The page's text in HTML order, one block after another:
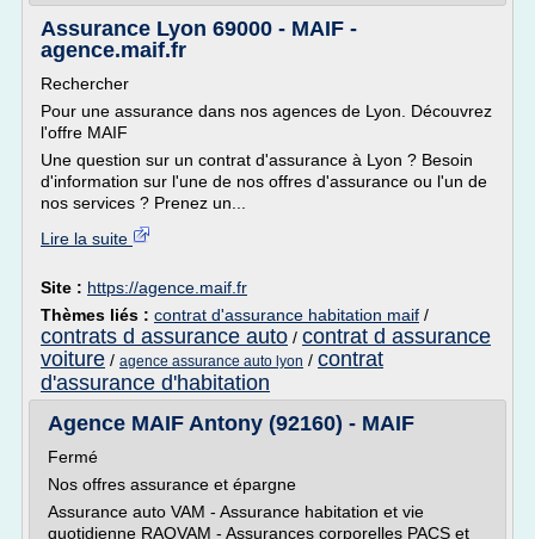
Assurance Lyon 69000 - MAIF -
agence.maif.fr
Rechercher
Pour une assurance dans nos agences de Lyon. Découvrez
l'offre MAIF
Une question sur un contrat d'assurance à Lyon ? Besoin
d'information sur l'une de nos offres d'assurance ou l'un de
nos services ? Prenez un...
Lire la suite
Site : https://agence.maif.fr
Thèmes liés : contrat d'assurance habitation maif /
contrats d assurance auto / contrat d assurance
voiture / agence assurance auto lyon / contrat
d'assurance d'habitation
Agence MAIF Antony (92160) - MAIF
Fermé
Nos offres assurance et épargne
Assurance auto VAM - Assurance habitation et vie
quotidienne RAQVAM - Assurances corporelles PACS et